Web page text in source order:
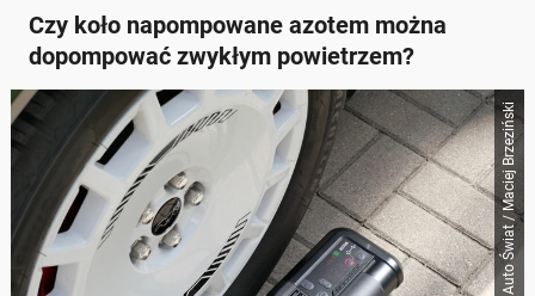
Czy koło napompowane azotem można
dopompować zwykłym powietrzem?
Auto Świat / Maciej Brzeziński